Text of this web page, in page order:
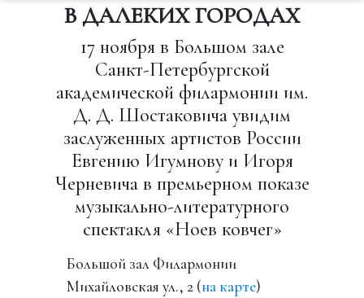
В ДАЛЕКИХ ГОРОДАХ
17 ноября в Большом зале
Санкт-Петербургской
академической филармонии им.
Д. Д. Шостаковича увидим
заслуженных артистов России
Евгению Игумнову и Игоря
Черневича в премьерном показе
музыкально-литературного
спектакля «Ноев ковчег»
Большой зал Филармонии
Михайловская ул., 2 (на карте)